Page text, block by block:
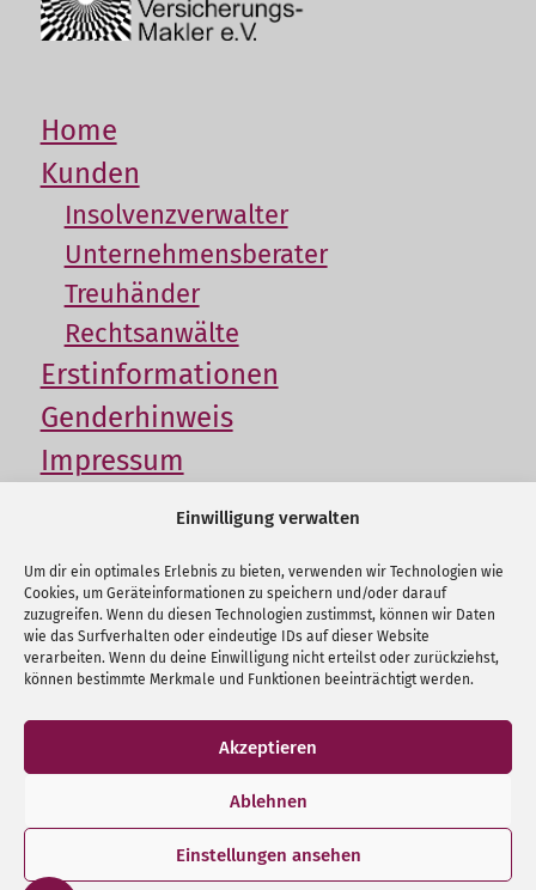
Einwilligung verwalten
Um dir ein optimales Erlebnis zu bieten, verwenden wir Technologien wie
Cookies, um Geräteinformationen zu speichern und/oder darauf
zuzugreifen. Wenn du diesen Technologien zustimmst, können wir Daten
wie das Surfverhalten oder eindeutige IDs auf dieser Website
verarbeiten. Wenn du deine Einwilligung nicht erteilst oder zurückziehst,
können bestimmte Merkmale und Funktionen beeinträchtigt werden.
Akzeptieren
Ablehnen
Einstellungen ansehen
Home
Kunden
Insolvenzverwalter
Unternehmensberater
Treuhänder
Rechtsanwälte
Erstinformationen
Genderhinweis
Impressum
Datenschutz
Nachhaltigkeit
Kontakt
Versicherungsmakler GmbH